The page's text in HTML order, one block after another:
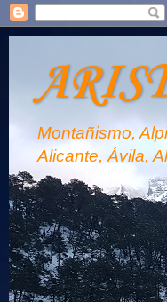
Montañismo,
Alicante, Ávila,